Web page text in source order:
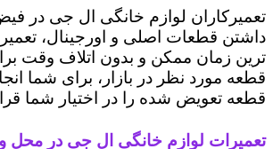
تعمیرکاران لوازم خانگی ال جی در فیض
داشتن قطعات اصلی و اورجینال،
ترین زمان ممکن و بدون اتلاف وقت
قطعه مورد نظر در بازار، برای شما
قطعه تعویض شده را در اختیار شما
تعمیرات لوازم خانگی ال جی در محل